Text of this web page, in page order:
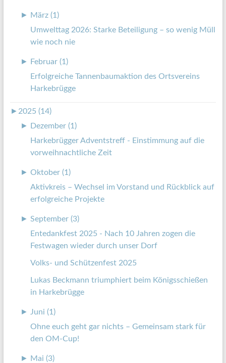
► März (1)
Umwelttag 2026: Starke Beteiligung – so wenig Müll
wie noch nie
► Februar (1)
Erfolgreiche Tannenbaumaktion des Ortsvereins
Harkebrügge
► 2025 (14)
► Dezember (1)
Harkebrügger Adventstreff - Einstimmung auf die
vorweihnachtliche Zeit
► Oktober (1)
Aktivkreis – Wechsel im Vorstand und Rückblick auf
erfolgreiche Projekte
► September (3)
Entedankfest 2025 - Nach 10 Jahren zogen die
Festwagen wieder durch unser Dorf
Volks- und Schützenfest 2025
Lukas Beckmann triumphiert beim Königsschießen
in Harkebrügge
►
Juni (1)
Ohne euch geht gar nichts – Gemeinsam stark für
den OM-Cup!
► Mai (3)